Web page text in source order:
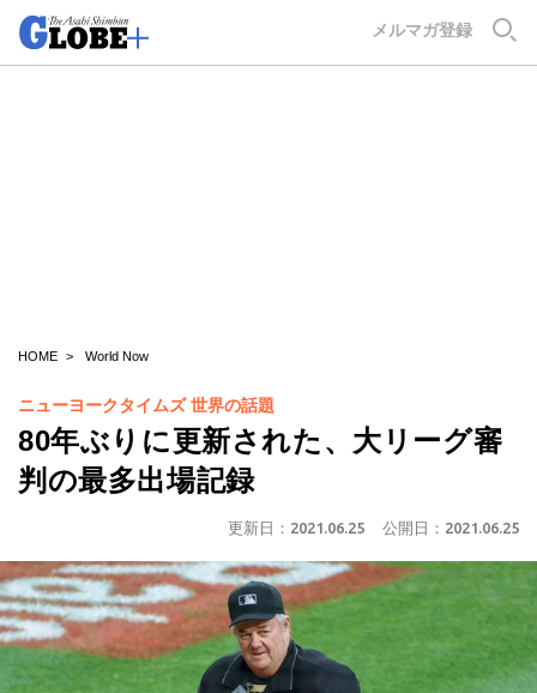
メルマガ登録
HOME World Now
ニューヨークタイムズ 世界の話題
80年ぶりに更新された、大リーグ審
判の最多出場記録
更新日： 2021.06.25 公開日： 2021.06.25